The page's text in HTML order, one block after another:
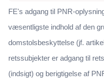
FE's adgang til PNR-
væsentligste indhold af den
domstolsbeskyttelse (jf.
retssubjekter er adgang til
(indsigt) og berigtigelse af